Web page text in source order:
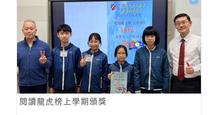
閱讀龍虎榜上學期頒獎